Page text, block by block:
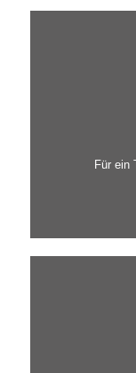
Für ein